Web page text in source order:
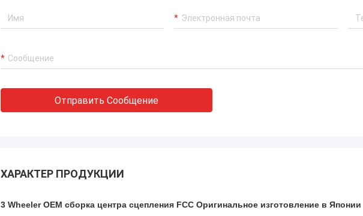
Отправить Сообщение
ХАРАКТЕР ПРОДУКЦИИ
3 Wheeler OEM сборка центра сцепления FCC Оригинальное изготовление в Японии